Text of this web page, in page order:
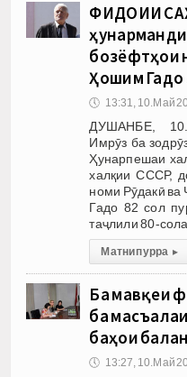
ФИДОИИ
ҳунарманди
бозёфтҳои
Ҳошим Гадо
🕔 13:31, 10.Май
ДУШАНБЕ,
Имрӯз ба
Ҳунарпешаи
халқии СССР,
номи Рӯдакӣ
Гадо 82 сол
таҷлили 80-
Матни пурра ▸
Ба мавқеи
ба
баҳои
🕔 13:27, 10.Май